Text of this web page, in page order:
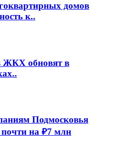
домов
к..
ЖКХ обновят в
Подмосковья
на ₽7 млн